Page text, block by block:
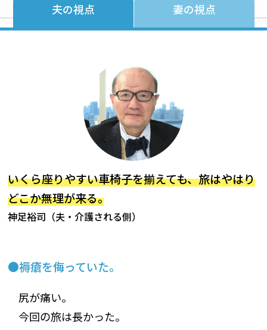
夫の視点 妻の視点
いくら座りやすい車椅子を揃えても、旅はやはり
どこか無理が来る｡
神足裕司（夫・介護される側）
褥瘡を侮っていた｡
尻が痛い。
今回の旅は長かった。